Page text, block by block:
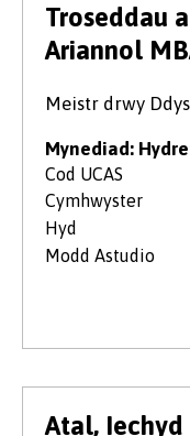
Troseddau
Ariannol
Meistr drwy
Mynediad:
Cod UCAS
Cymhwyster
Hyd
Modd Astudio
Atal,